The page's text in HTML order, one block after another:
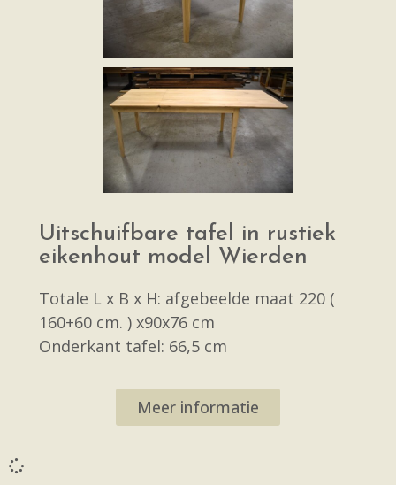
Uitschuifbare tafel in rustiek
eikenhout model Wierden
Totale L x B x H: afgebeelde maat 220 (
160+60 cm. ) x90x76 cm
Onderkant tafel: 66,5 cm
Meer informatie